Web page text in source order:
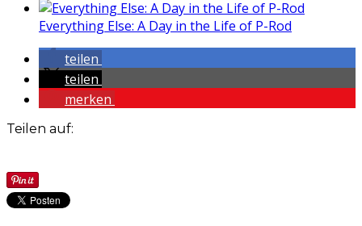
Everything Else: A Day in the Life of P-Rod
teilen
teilen
merken
Teilen auf: